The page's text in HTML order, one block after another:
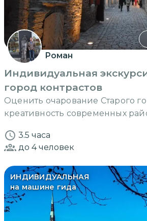
Роман
Индивидуальная
город контрастов
Оценить очарование Старого
креативность современных
3.5 часа
до 4человек
ИНДИВИДУАЛЬНАЯ
на машине гида